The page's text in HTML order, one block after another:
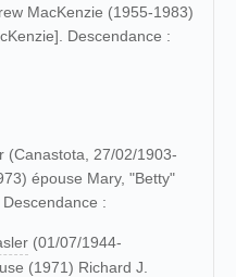
MacKenzie (1955-1983)
Descendance :
(Canastota, 27/02/1903-
épouse Mary, "Betty"
:
(01/07/1944-
(1971) Richard J.